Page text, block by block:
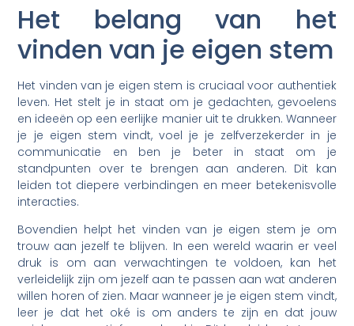
Het belang van het
vinden van je eigen stem
Het vinden van je eigen stem is cruciaal voor authentiek
leven. Het stelt je in staat om je gedachten, gevoelens
en ideeën op een eerlijke manier uit te drukken. Wanneer
je je eigen stem vindt, voel je je zelfverzekerder in je
communicatie en ben je beter in staat om je
standpunten over te brengen aan anderen. Dit kan
leiden tot diepere verbindingen en meer betekenisvolle
interacties.
Bovendien helpt het vinden van je eigen stem je om
trouw aan jezelf te blijven. In een wereld waarin er veel
druk is om aan verwachtingen te voldoen, kan het
verleidelijk zijn om jezelf aan te passen aan wat anderen
willen horen of zien. Maar wanneer je je eigen stem vindt,
leer je dat het oké is om anders te zijn en dat jouw